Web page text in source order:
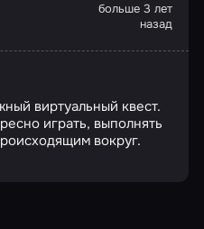
больше 3 лет
назад
виртуальный квест.
играть, выполнять
вокруг.